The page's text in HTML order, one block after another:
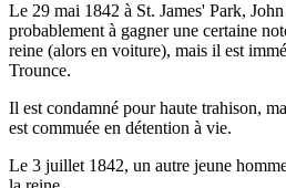
Le 29 mai 1842 à St. James' Park,
probablement à gagner une certaine
reine (alors en voiture), mais il est
Trounce.
Il est condamné pour haute trahison,
est commuée en détention à vie.
Le 3 juillet 1842, un autre jeune